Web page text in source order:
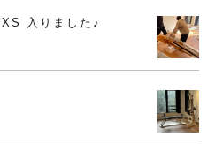
入りました♪